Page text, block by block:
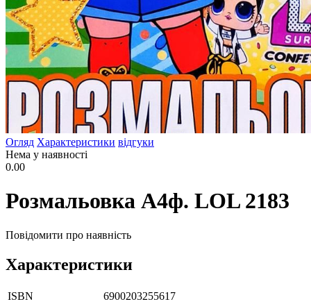
Огляд Характеристики відгуки
Нема у наявності
0.00
Розмальовка А4ф. LOL 2183
Повідомити про наявність
Характеристики
ISBN
6900203255617